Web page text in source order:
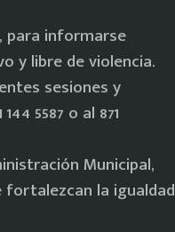
para informarse
y libre de violencia.
sesiones y
5587 o al 871
Municipal,
la igualdad